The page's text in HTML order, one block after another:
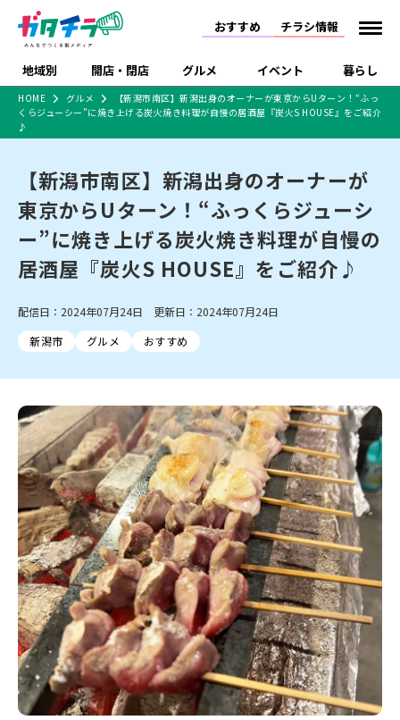
おすすめ チラシ情報
地域別 開店・閉店 グルメ イベント 暮らし
中越 上越
佐渡
新潟市中央区 新潟市東区 新潟市西区
新潟市北区
新潟市南区
新潟市江南区 新潟市秋葉区
新潟市西蒲区
村上・関川
新発田・聖籠
胎内・粟島
三条・加茂・田上
五泉・阿賀野・阿賀
燕・弥彦
長岡・見附
小千谷・十日町・津南
魚沼・南魚沼・湯沢
柏崎・刈羽・出雲崎
上越・妙高・糸魚川
リニューアル・移転 休業 開店まとめ
閉店まとめ
新潟市・開店
新潟市・閉店
長岡市・開店
ラーメン・開店
ラーメン・閉店
和食 洋食
スイーツ ランチ
ご当地グルメ 食べ歩き テイクアウト
季節・期間限定
カフェ
居酒屋・バー 焼肉
パスタ
パン・ベーカリー
タレカツ・豚カツ
デカ盛り・大盛り
旨辛・激辛
定食・町定食 海鮮・鮨
そば・うどん
日本酒・新潟清酒
ワイン・クラフトビール
ケーキ・パフェ
ビアガーデン・暑気払い
忘新年会・歓送迎会
趣味・展示会 ライブ・コンサート
スポーツ
にいがた酒の陣・新潟
酒月
セミナー・講演会 子ども向け 花火大会
入場無料
住宅展示場
完成見学会 学生スポーツ アルビレックス
店
食品メーカー・県産
品
習い事・塾 アパレル・雑貨
フィットネス・ジム
観光スポット
温泉・入浴
病院・クリニック
イオンモール
ラブラ万代・ラブラ2
ビルボードプレイスBP
新潟伊勢丹
ピア万代
リバーサイド千秋
パティオPATIO
特集・まとめ記事
セツコママ ランキング 新潟人
キャンペーン
ラーメンまとめ
飲食店まとめ
食品スーパー・コンビ
戸建住宅・マンショ
ショッピングモール・
大型施設
ドラッグストア・ホーム
センター
ファッション 生活サービス
インテリア・雑貨
外食・テイクアウト
官公庁・自治体
新潟市 チラシ
長岡・見附 チラシ
上越・妙高・糸魚川 チラシ
注目 チラシ
週末セール
火曜セール
オープン・リニューアルセール
周年祭・感謝祭セール
年末・初売りセール
HOME グルメ
【新潟市南区】新潟出身のオーナーが東京からUターン！“ふっ
くらジューシー”に焼き上げる炭火焼き料理が自慢の居酒屋『炭火S HOUSE』をご紹介
♪
【新潟市南区】新潟出身のオーナーが
東京からUターン！“ふっくらジューシ
ー”に焼き上げる炭火焼き料理が自慢の
居酒屋『炭火S HOUSE』をご紹介♪
配信日：2024年07月24日 更新日：2024年07月24日
新潟市
グルメ おすすめ